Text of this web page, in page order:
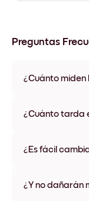
Preguntas
¿Cuánto miden
varios materiales
¿Cuánto tarda
disponibles en
¿Es fácil
ningún daño
¿Y no dañarán